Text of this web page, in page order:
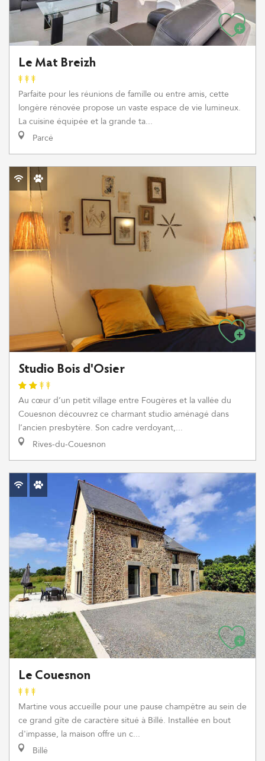
Le Mat Breizh
Parfaite pour les réunions de famille ou entre amis, cette
longère rénovée propose un vaste espace de vie lumineux.
La cuisine équipée et la grande ta...
Parcé
Studio Bois d'Osier
Au cœur d’un petit village entre Fougères et la vallée du
Couesnon découvrez ce charmant studio aménagé dans
l’ancien presbytère. Son cadre verdoyant,...
Rives-du-Couesnon
Le Couesnon
Martine vous accueille pour une pause champêtre au sein de
ce grand gîte de caractère situé à Billé. Installée en bout
d'impasse, la maison offre un c...
Billé